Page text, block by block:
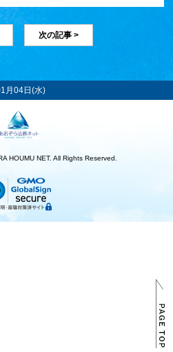
次の記事 >
月04日(水)
HOUMU NET. All Rights Reserved.